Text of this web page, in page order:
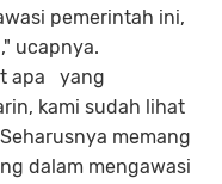
pemerintah ini,
ucapnya.
apa yang
kami sudah lihat
memang
dalam mengawasi